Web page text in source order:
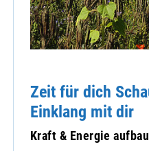
Zeit für dich
Einklang mit dir
Kraft & Energie